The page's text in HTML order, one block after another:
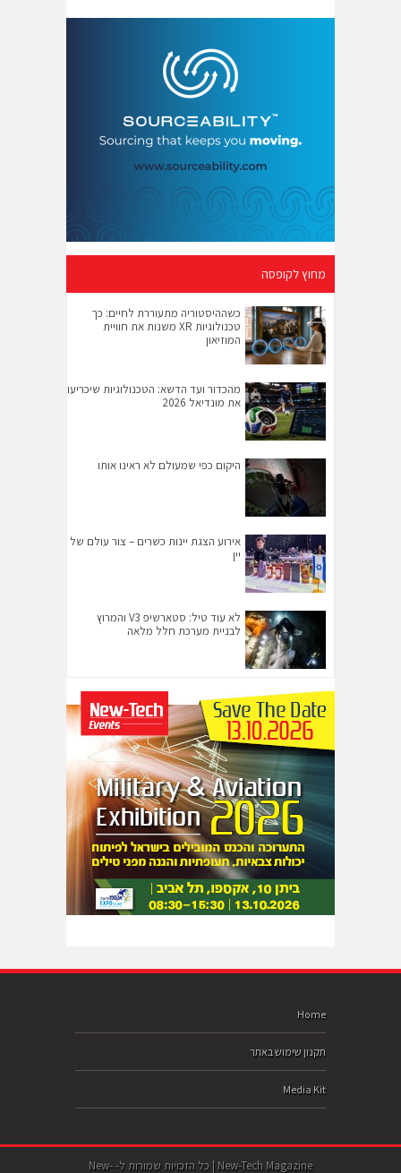
מחוץ לקופסה
כשההיסטוריה מתעוררת לחיים: כך
טכנולוגיות XR משנות את חוויית
המוזיאון
מהכדור ועד הדשא: הטכנולוגיות שיכריעו
את מונדיאל 2026
היקום כפי שמעולם לא ראינו אותו
אירוע הצגת יינות כשרים – צור עולם של
יין
לא עוד טיל: סטארשיפ V3 והמרוץ
לבניית מערכת חלל מלאה
Home
תקנון שימוש באתר
Media Kit
New-Tech Magazine | כל הזכויות שמורות ל- New-